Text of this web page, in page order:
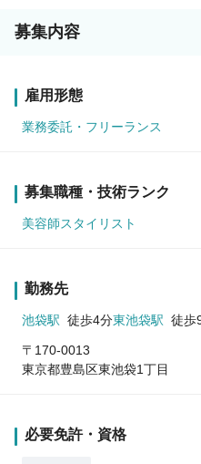
募集内容
雇用形態
業務委託・フリーランス
募集職種・技術ランク
美容師スタイリスト
勤務先
池袋駅 徒歩4分東池袋駅 徒歩
〒170-0013
東京都豊島区東池袋1丁目
必要免許・資格